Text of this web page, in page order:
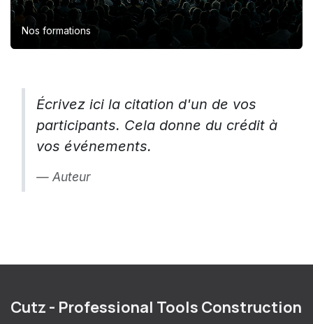
Nos formations
Écrivez ici la citation d'un de vos
participants. Cela donne du crédit à
vos événements.
Auteur
Cutz - Professional Tools Construction